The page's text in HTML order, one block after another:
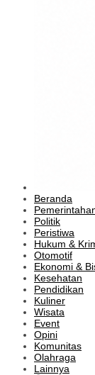
Beranda
Politik
Peristiwa
Hukum &
Otomotif
Ekonomi &
Kesehatan
Pendidikan
Kuliner
Wisata
Event
Opini
Komunitas
Olahraga
Lainnya